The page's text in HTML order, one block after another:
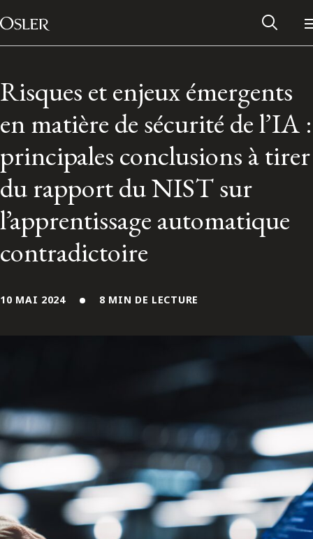
Passer au contenu
Main Navigation
Réseau des anciens d’Osler
Risques et enjeux émergents
en matière de sécurité de l’IA :
principales conclusions à tirer
du rapport du NIST sur
l’apprentissage automatique
contradictoire
10 MAI 2024 8 MIN DE LECTURE